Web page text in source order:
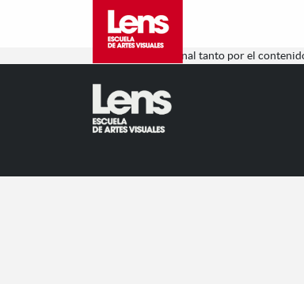
Un curso sensacional tanto por el